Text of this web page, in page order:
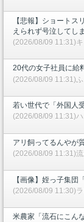
【悲報】ショート
えられず号泣してし
(2026/08/09 11:31)
20代の女子社員に給
(2026/08/09 11:31)
若い世代で「外国人
(2026/08/09 11:31)
アリ飼ってるんやが
(2026/08/09 11:31)
【画像】姪っ子集団
(2026/08/09 11:30)
米農家「流石にこん